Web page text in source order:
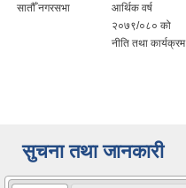
सातौँ नगरसभा
आर्थिक वर्ष
२०७९/०८० को
नीति तथा कार्यक्रम
सुचना तथा जानकारी